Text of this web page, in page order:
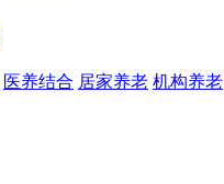
医养结合 居家养老 机构养老